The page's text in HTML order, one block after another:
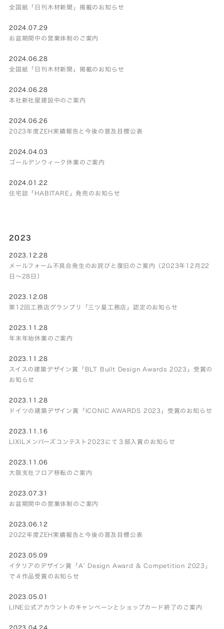
全国紙「日刊木材新聞」掲載のお知らせ
2024.07.29
お盆期間中の営業体制のご案内
2024.06.28
全国紙「日刊木材新聞」掲載のお知らせ
2024.06.28
本社新社屋建設中のご案内
2024.06.26
2023年度ZEH実績報告と今後の普及目標公表
2024.04.03
ゴールデンウィーク休業のご案内
2024.01.22
住宅誌「HABITARE」発売のお知らせ
2023
2023.12.28
メールフォーム不具合発生のお詫びと復旧のご案内（2023年12月22
日～28日）
2023.12.08
第12回工務店グランプリ「三ツ星工務店」認定のお知らせ
2023.11.28
年末年始休業のご案内
2023.11.28
スイスの建築デザイン賞「BLT Built Design Awards 2023」受賞の
お知らせ
2023.11.28
ドイツの建築デザイン賞「ICONIC AWARDS 2023」受賞のお知らせ
2023.11.16
LIXILメンバーズコンテスト2023にて３邸入賞のお知らせ
2023.11.06
大阪支社フロア移転のご案内
2023.07.31
お盆期間中の営業体制のご案内
2023.06.12
2022年度ZEH実績報告と今後の普及目標公表
2023.05.09
イタリアのデザイン賞「A’ Design Award & Competition 2023」
で４作品受賞のお知らせ
2023.05.01
LINE公式アカウントのキャンペーンとショップカード終了のご案内
2023.04.24